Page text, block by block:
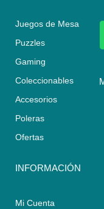
Juegos de Mesa
Puzzles
Gaming
Coleccionables
Accesorios
Poleras
Ofertas
INFORMACIÓN
Mi Cuenta